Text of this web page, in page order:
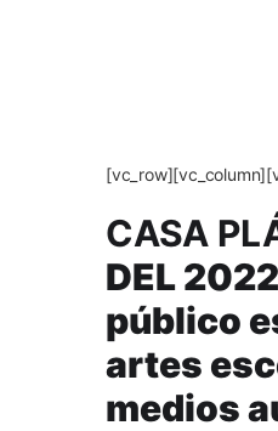
CASA
DEL
público
artes
medios